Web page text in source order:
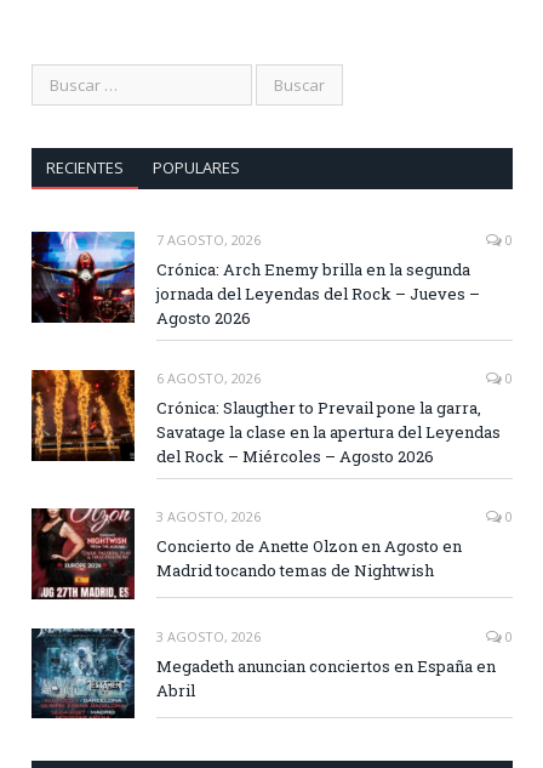
RECIENTES POPULARES
7 AGOSTO, 2026 0
Crónica: Arch Enemy brilla en la segunda
jornada del Leyendas del Rock – Jueves –
Agosto 2026
6 AGOSTO, 2026 0
Crónica: Slaugther to Prevail pone la garra,
Savatage la clase en la apertura del Leyendas
del Rock – Miércoles – Agosto 2026
3 AGOSTO, 2026 0
Concierto de Anette Olzon en Agosto en
Madrid tocando temas de Nightwish
3 AGOSTO, 2026 0
Megadeth anuncian conciertos en España en
Abril